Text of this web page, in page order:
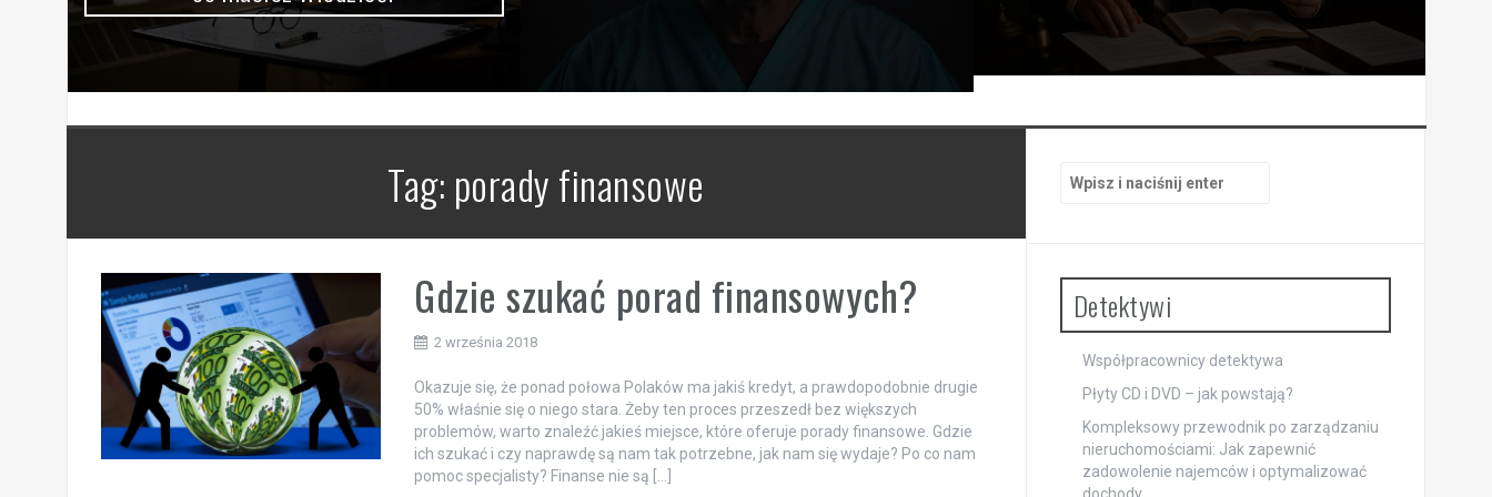
Tag: porady finansowe
Gdzie szukać porad finansowych?
2 września 2018
Okazuje się, że ponad połowa Polaków ma jakiś kredyt, a prawdopodobnie drugie
50% właśnie się o niego stara. Żeby ten proces przeszedł bez większych
problemów, warto znaleźć jakieś miejsce, które oferuje porady finansowe. Gdzie
ich szukać i czy naprawdę są nam tak potrzebne, jak nam się wydaje? Po co nam
pomoc specjalisty? Finanse nie są […]
Detektywi
Współpracownicy detektywa
Płyty CD i DVD – jak powstają?
Kompleksowy przewodnik po zarządzaniu
nieruchomościami: Jak zapewnić
zadowolenie najemców i optymalizować